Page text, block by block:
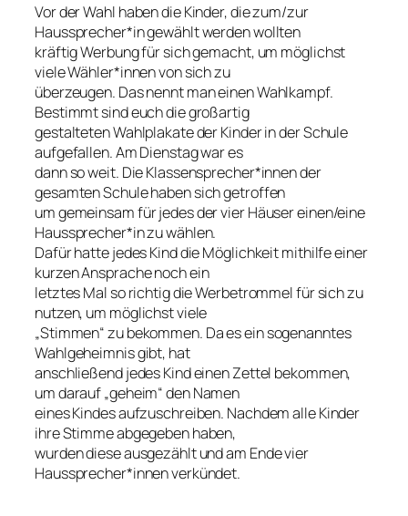
Vor der Wahl haben die Kinder, die zum/zur
Haussprecher*in gewählt werden wollten
kräftig Werbung für sich gemacht, um möglichst
viele Wähler*innen von sich zu
überzeugen. Das nennt man einen Wahlkampf.
Bestimmt sind euch die großartig
gestalteten Wahlplakate der Kinder in der Schule
aufgefallen. Am Dienstag war es
dann so weit. Die Klassensprecher*innen der
gesamten Schule haben sich getroffen
um gemeinsam für jedes der vier Häuser einen/eine
Haussprecher*in zu wählen.
Dafür hatte jedes Kind die Möglichkeit mithilfe einer
kurzen Ansprache noch ein
letztes Mal so richtig die Werbetrommel für sich zu
nutzen, um möglichst viele
„Stimmen“ zu bekommen. Da es ein sogenanntes
Wahlgeheimnis gibt, hat
anschließend jedes Kind einen Zettel bekommen,
um darauf „geheim“ den Namen
eines Kindes aufzuschreiben. Nachdem alle Kinder
ihre Stimme abgegeben haben,
wurden diese ausgezählt und am Ende vier
Haussprecher*innen verkündet.